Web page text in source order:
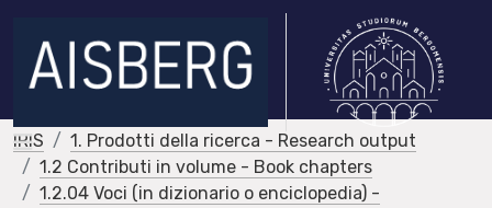
IRIS
1. Prodotti della ricerca - Research output
1.2 Contributi in volume - Book chapters
1.2.04 Voci (in dizionario o enciclopedia) -